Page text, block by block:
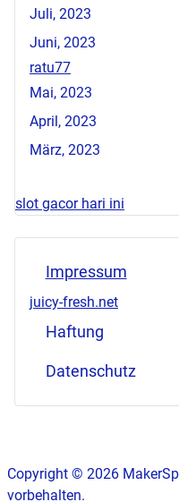
Juli, 2023
Juni, 2023
ratu77
Mai, 2023
April, 2023
März, 2023
slot gacor hari ini
Impressum
juicy-fresh.net
Haftung
Datenschutz
Copyright © 2026
vorbehalten.